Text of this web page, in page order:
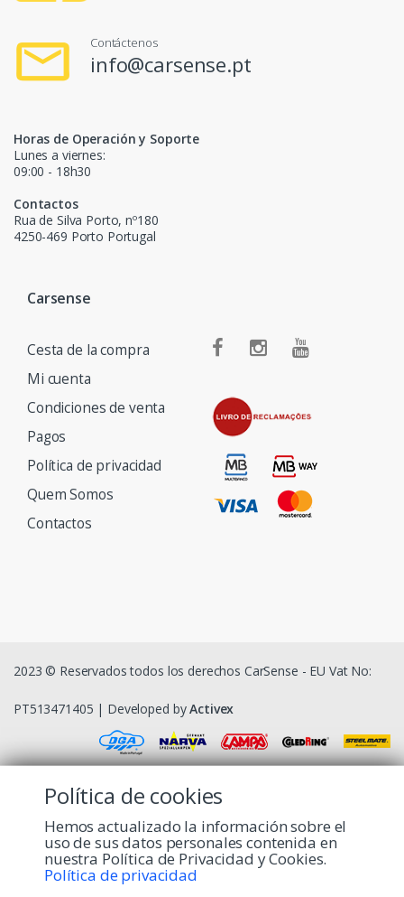
Contáctenos
info@carsense.pt
Horas de Operación y Soporte
Lunes a viernes:
09:00 - 18h30
Contactos
Rua de Silva Porto, nº180
4250-469 Porto Portugal
Carsense
Cesta de la compra
Mi cuenta
Condiciones de venta
Pagos
Política de privacidad
Quem Somos
Contactos
2023 © Reservados todos los derechos CarSense - EU Vat No:
PT513471405 | Developed byActivex
Política de cookies
Hemos actualizado la información sobre el
uso de sus datos personales contenida en
nuestra Política de Privacidad y Cookies.
Política de privacidad